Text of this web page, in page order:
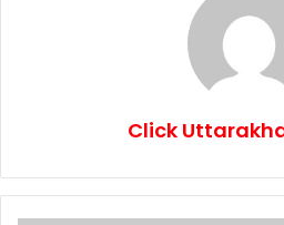
Click